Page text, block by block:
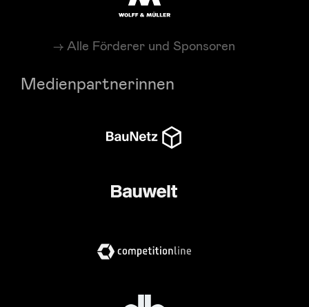
Alle Förderer und Sponsoren
Medienpartnerinnen